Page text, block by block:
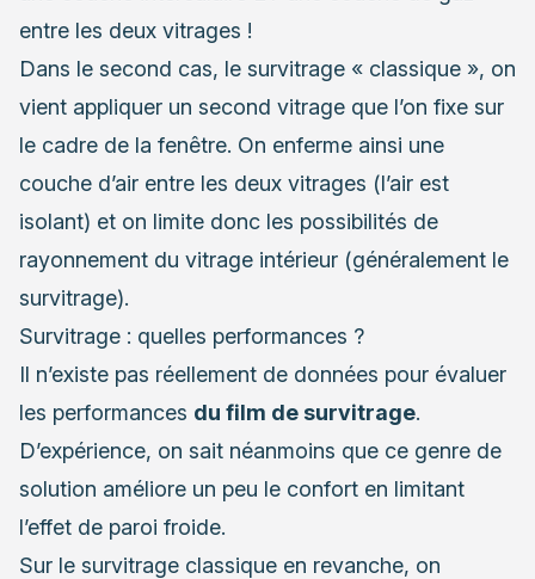
entre les deux vitrages !
Dans le second cas, le survitrage « classique », on
vient appliquer un second vitrage que l’on fixe sur
le cadre de la fenêtre. On enferme ainsi une
couche d’air entre les deux vitrages (l’air est
isolant) et on limite donc les possibilités de
rayonnement du vitrage intérieur (généralement le
survitrage).
Survitrage : quelles performances ?
Il n’existe pas réellement de données pour évaluer
les performances du film de survitrage.
D’expérience, on sait néanmoins que ce genre de
solution améliore un peu le confort en limitant
l’effet de paroi froide.
Sur le survitrage classique en revanche, on